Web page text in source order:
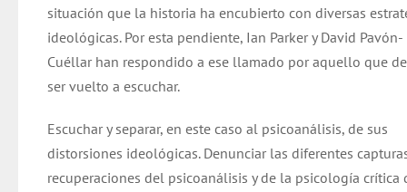
situación que la historia ha encubierto con diversas
ideológicas. Por esta pendiente, Ian Parker y David Pavón-
Cuéllar han respondido a ese llamado por aquello que
ser vuelto a escuchar.
Escuchar y separar, en este caso al psicoanálisis, de sus
distorsiones ideológicas. Denunciar las diferentes
recuperaciones del psicoanálisis y de la psicología crítica